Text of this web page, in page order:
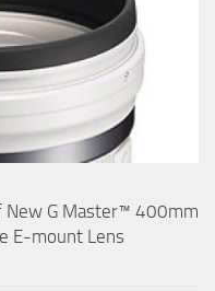
New G Master™ 400mm
E-mount Lens